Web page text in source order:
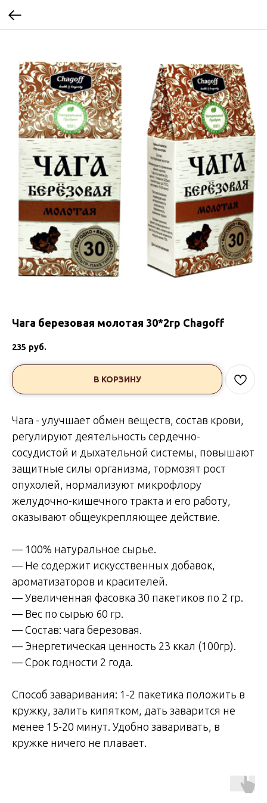
Чага березовая молотая 30*2гр Chagoff
235 руб.
В КОРЗИНУ
Чага - улучшает обмен веществ, состав крови,
регулируют деятельность сердечно-
сосудистой и дыхательной системы, повышают
защитные силы организма, тормозят рост
опухолей, нормализуют микрофлору
желудочно-кишечного тракта и его работу,
оказывают общеукрепляющее действие.
— 100% натуральное сырье.
— Не содержит искусственных добавок,
ароматизаторов и красителей.
— Увеличенная фасовка 30 пакетиков по 2 гр.
— Вес по сырью 60 гр.
— Состав: чага березовая.
— Энергетическая ценность 23 ккал (100гр).
— Срок годности 2 года.
Способ заваривания: 1-2 пакетика положить в
кружку, залить кипятком, дать заварится не
менее 15-20 минут. Удобно заваривать, в
кружке ничего не плавает.